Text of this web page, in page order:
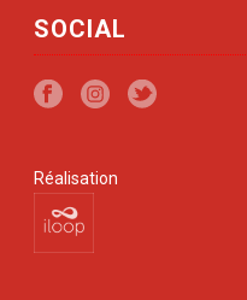
SOCIAL
Réalisation